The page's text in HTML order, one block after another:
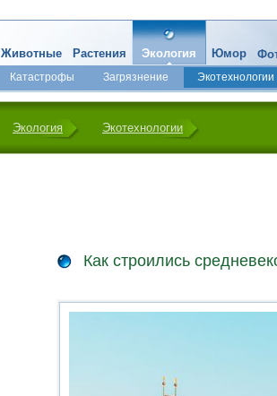
Животные Растения Экология
Катастрофы Загрязнение Экотехнологии
Юмор
Экология Экотехнологии
Как строились